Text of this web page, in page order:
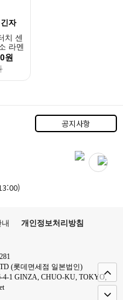
자
치 센
라멘
원
공지사항
개인정보처리방침
(롯데면세점 일본법인)
1 GINZA, CHUO-KU, TOKYO,